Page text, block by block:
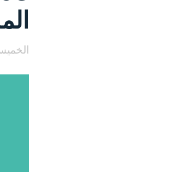
الخميس 25 مارس